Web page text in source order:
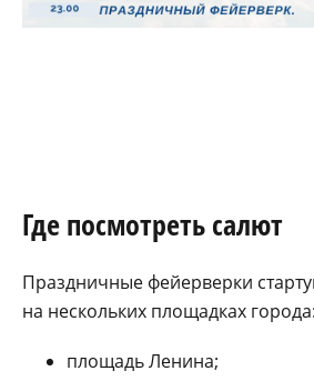
Где посмотреть салют
Праздничные фейерверки
на нескольких площадках города:
площадь Ленина;